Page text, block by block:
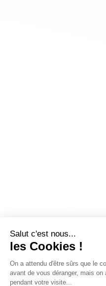
Salut c'est nous...
les Cookies !
On a attendu d'être sûrs que le
avant de vous déranger, mais
pendant votre visite...